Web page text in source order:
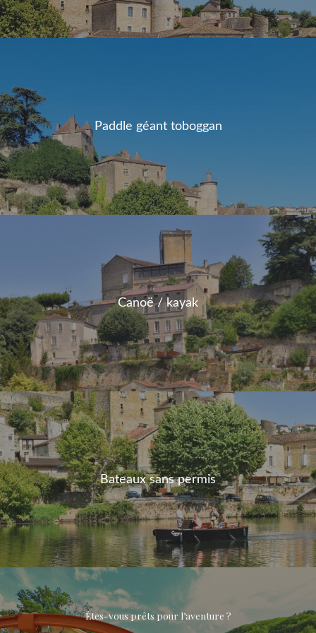
Paddle géant toboggan
Canoë / kayak
Bateaux sans permis
Êtes-vous prêts pour l’aventure ?